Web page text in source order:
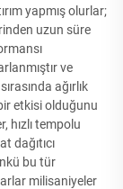
yapmış olurlar;
uzun süre
ve
ağırlık
etkisi olduğunu
hızlı tempolu
dağıtıcı
bu tür
milisaniyeler